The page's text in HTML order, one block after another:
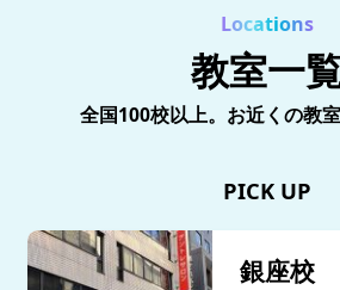
Locations
教室一
全国100校以上。お近くの教室
PICK UP
銀座校